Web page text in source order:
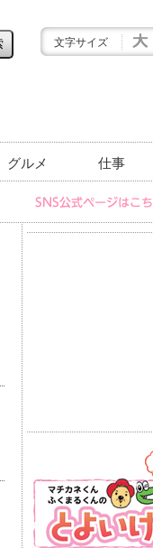
文字サイズ
グルメ 仕事